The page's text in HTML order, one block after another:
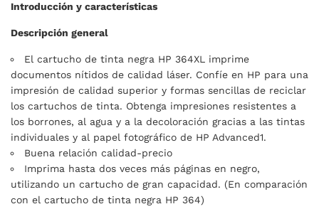
Introducción y características
Descripción general
El cartucho de tinta negra HP 364XL imprime
documentos nítidos de calidad láser. Confíe en HP para una
impresión de calidad superior y formas sencillas de reciclar
los cartuchos de tinta. Obtenga impresiones resistentes a
los borrones, al agua y a la decoloración gracias a las tintas
individuales y al papel fotográfico de HP Advanced1.
Buena relación calidad-precio
Imprima hasta dos veces más páginas en negro,
utilizando un cartucho de gran capacidad. (En comparación
con el cartucho de tinta negra HP 364)